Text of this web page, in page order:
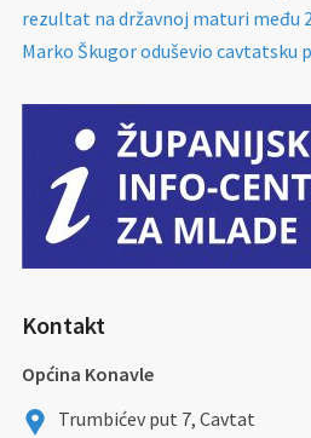
rezultat na državnoj maturi među
Marko Škugor oduševio cavtatsku
Kontakt
Općina Konavle
Trumbićev put 7, Cavtat